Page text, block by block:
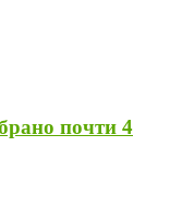
почти 4